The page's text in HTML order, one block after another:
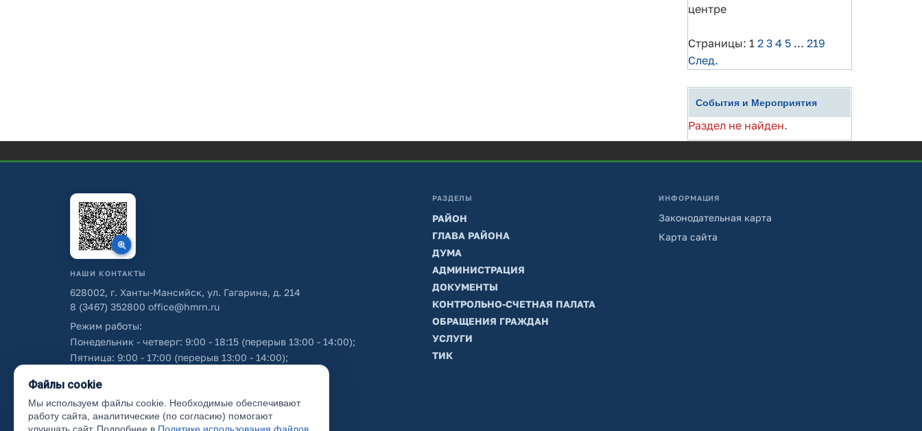
центре
Страницы: 1 2 3 4 5 ... 219
След.
События и Мероприятия
Раздел не найден.
НАШИ КОНТАКТЫ
628002, г. Ханты-Мансийск, ул. Гагарина, д. 214
8 (3467) 352800 office@hmrn.ru
Режим работы:
Понедельник - четверг: 9:00 - 18:15 (перерыв 13:00 - 14:00);
Пятница: 9:00 - 17:00 (перерыв 13:00 - 14:00);
Об использовании персональных данных
РАЗДЕЛЫ
РАЙОН
ГЛАВА РАЙОНА
ДУМА
АДМИНИСТРАЦИЯ
ДОКУМЕНТЫ
КОНТРОЛЬНО-СЧЕТНАЯ ПАЛАТА
ОБРАЩЕНИЯ ГРАЖДАН
УСЛУГИ
ТИК
ИНФОРМАЦИЯ
Законодательная карта
Карта сайта
Файлы cookie
Мы используем файлы cookie. Необходимые обеспечивают
работу сайта, аналитические (по согласию) помогают